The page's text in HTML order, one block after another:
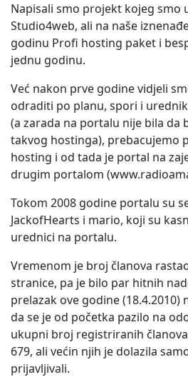
Napisali smo projekt kojeg smo
Studio4web, ali na naše
godinu Profi hosting paket i
jednu godinu.
Već nakon prve godine vidjeli
odraditi po planu, spori i
(a zarada na portalu nije bila da
takvog hostinga), prebacujemo
hosting i od tada je portal na
drugim portalom
Tokom 2008 godine portalu su
JackofHearts i mario, koji su
urednici na portalu.
Vremenom je broj članova
stranice, pa je bilo par hitnih
prelazak ove godine (18.4.2010)
da se je od početka pazilo na
ukupni broj registriranih
679, ali većin njih je dolazila
prijavljivali.